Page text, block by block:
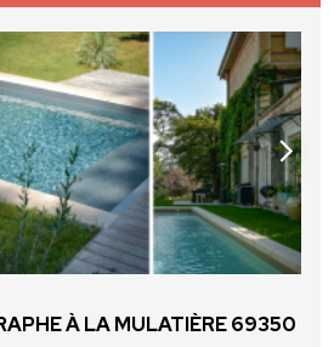
À LA MULATIÈRE 69350